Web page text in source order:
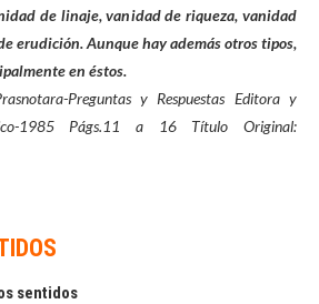
de linaje, vanidad de riqueza, vanidad
erudición. Aunque hay además otros tipos,
en éstos.
Preguntas y Respuestas Editora y
1985 Págs.11 a 16 Título Original:
sentidos